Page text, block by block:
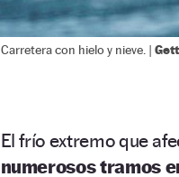
Carretera con hielo y nieve. |
El frío extremo que
numerosos tramos